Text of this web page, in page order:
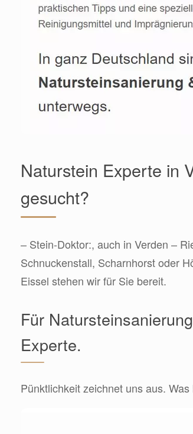
Naturstein Experte in
gesucht?
– Stein-Doktor:, auch in Verden –
Schnuckenstall, Scharnhorst oder
Eissel stehen wir für Sie bereit.
Für
Experte.
Pünktlichkeit zeichnet uns aus.